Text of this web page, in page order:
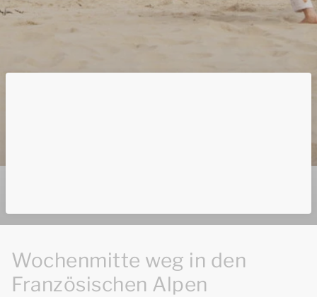
Wochenmitte weg in den
Französischen Alpen